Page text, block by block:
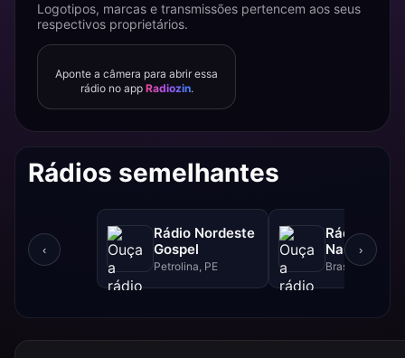
Logotipos, marcas e transmissões pertencem aos seus
respectivos proprietários.
Aponte a câmera para abrir essa
rádio no app Radiozin.
Rádios semelhantes
‹
Rádio Nordeste
Gospel
Petrolina, PE
Rádio Sol
Nascente
Brasília, DF
›